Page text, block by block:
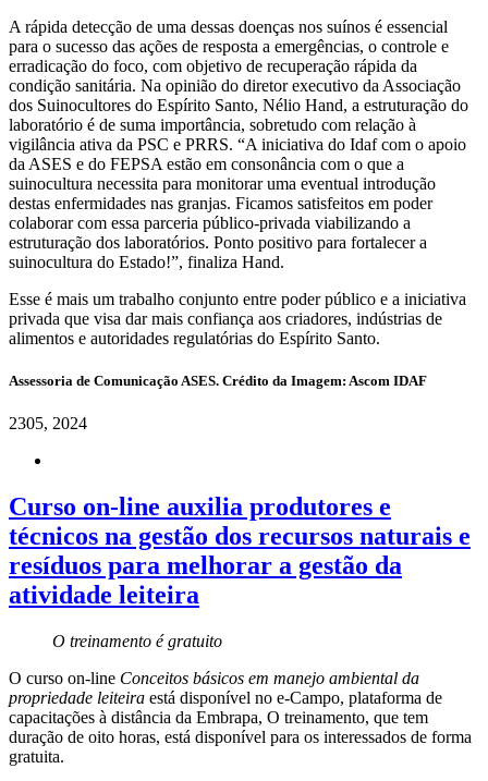
A rápida detecção de uma dessas doenças nos suínos é essencial
para o sucesso das ações de resposta a emergências, o controle e
erradicação do foco, com objetivo de recuperação rápida da
condição sanitária. Na opinião do diretor executivo da Associação
dos Suinocultores do Espírito Santo, Nélio Hand, a estruturação do
laboratório é de suma importância, sobretudo com relação à
vigilância ativa da PSC e PRRS. “A iniciativa do Idaf com o apoio
da ASES e do FEPSA estão em consonância com o que a
suinocultura necessita para monitorar uma eventual introdução
destas enfermidades nas granjas. Ficamos satisfeitos em poder
colaborar com essa parceria público-privada viabilizando a
estruturação dos laboratórios. Ponto positivo para fortalecer a
suinocultura do Estado!”, finaliza Hand.
Esse é mais um trabalho conjunto entre poder público e a iniciativa
privada que visa dar mais confiança aos criadores, indústrias de
alimentos e autoridades regulatórias do Espírito Santo.
Assessoria de Comunicação ASES. Crédito da Imagem: Ascom IDAF
2305, 2024
Curso on-line auxilia produtores e
técnicos na gestão dos recursos naturais e
resíduos para melhorar a gestão da
atividade leiteira
O treinamento é gratuito
O curso on-line Conceitos básicos em manejo ambiental da
propriedade leiteira está disponível no e-Campo, plataforma de
capacitações à distância da Embrapa, O treinamento, que tem
duração de oito horas, está disponível para os interessados de forma
gratuita.